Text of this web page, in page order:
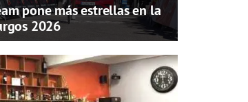
pone más estrellas en la
2026